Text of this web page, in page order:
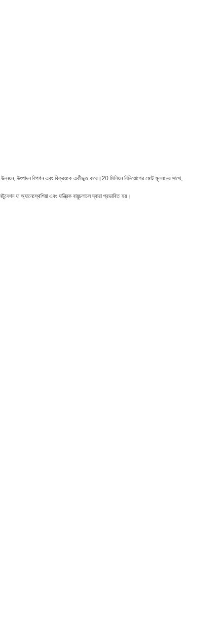
উন্নয়ন, উৎপাদন বিপণন এবং বিক্রয়কে একীভূত করে।20 মিলিয়ন বিনিয়োগের মোট মূলধনের সাথে,
যা অ্যানেস্থেশিয়া এবং যান্ত্রিক বায়ুচলাচল দ্বারা প্রভাবিত হয়।